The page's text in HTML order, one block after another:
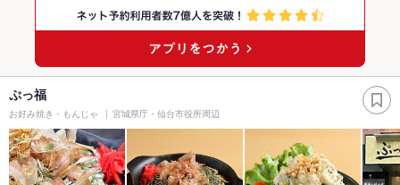
ぷっ福
お好み焼き・もんじゃ 宮城県庁・仙台市役所周辺